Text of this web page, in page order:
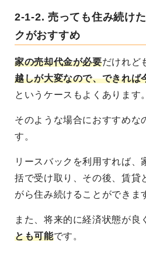
2-1-2. 売っても住み続け
クがおすすめ
家の売却代金が必要だけれど
越しが大変なので、できれば
というケースもよくあります。
そのような場合におすすめな
す。
リースバックを利用すれば、
括で受け取り、その後、賃貸
がら住み続けることができま
また、将来的に経済状態が良
とも可能です。